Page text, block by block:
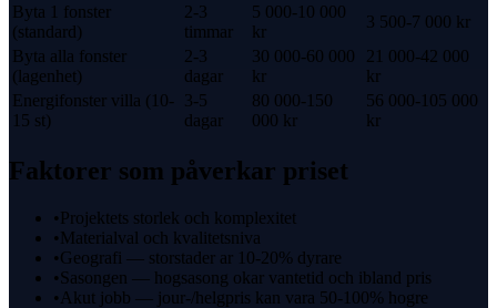
Byta 1 fonster
(standard)
2-3
timmar
5 000-10 000
kr
3 500-7 000 kr
Byta alla fonster
(lagenhet)
2-3
dagar
30 000-60 000
kr
21 000-42 000
kr
Energifonster villa (10-
15 st)
3-5
dagar
80 000-150
000 kr
56 000-105 000
kr
Faktorer som påverkar priset
• Projektets storlek och komplexitet
• Materialval och kvalitetsniva
•Geografi — storstader ar 10-20% dyrare
•Sasongen — hogsasong okar vantetid och ibland pris
• Akut jobb — jour-/helgpris kan vara 50-100% hogre